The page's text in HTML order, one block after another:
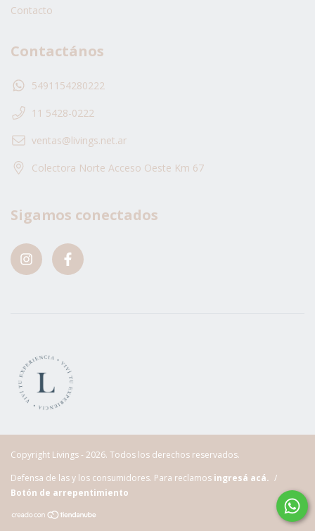
Contacto
Contactános
5491154280222
11 5428-0222
ventas@livings.net.ar
Colectora Norte Acceso Oeste Km 67
Sigamos conectados
Copyright Livings - 2026. Todos los derechos reservados.
Defensa de las y los consumidores. Para reclamos ingresá acá. /
Botón de arrepentimiento